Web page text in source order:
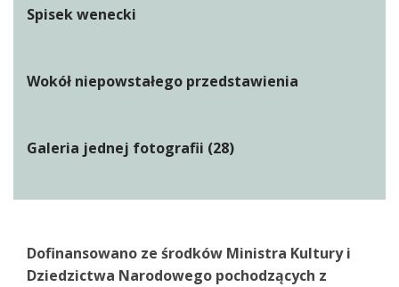
Spisek wenecki
Wokół niepowstałego przedstawienia
Galeria jednej fotografii (28)
Dofinansowano ze środków Ministra Kultury i
Dziedzictwa Narodowego pochodzących z